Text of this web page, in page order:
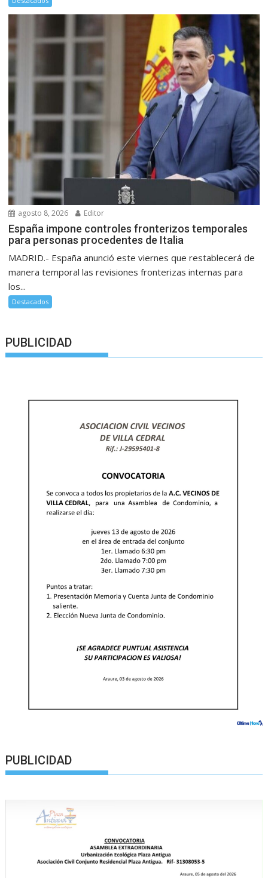
agosto 8, 2026 Editor
España impone controles fronterizos temporales
para personas procedentes de Italia
MADRID.- España anunció este viernes que restablecerá de
manera temporal las revisiones fronterizas internas para
los...
Destacados
PUBLICIDAD
PUBLICIDAD